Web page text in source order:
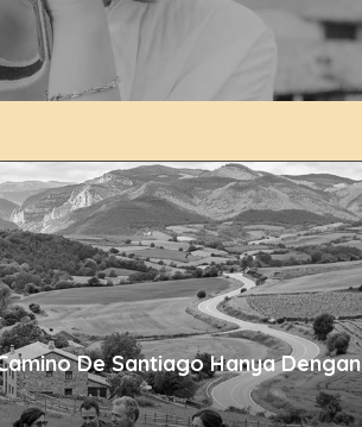
De Santiago Hanya Dengan